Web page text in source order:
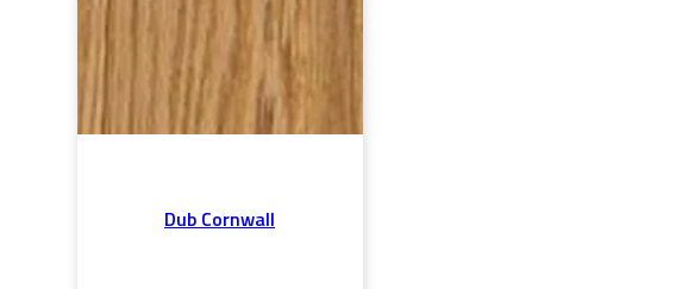
Dub Cornwall